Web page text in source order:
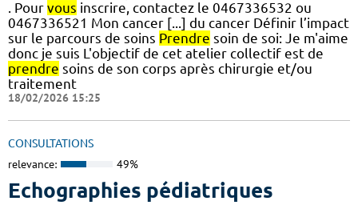
. Pour vous inscrire, contactez le 0467336532 ou
0467336521 Mon cancer [...] du cancer Définir l’impact
sur le parcours de soins Prendre soin de soi: Je m'aime
donc je suis L'objectif de cet atelier collectif est de
prendre soins de son corps après chirurgie et/ou
traitement
18/02/2026 15:25
CONSULTATIONS
relevance: 49%
Echographies pédiatriques